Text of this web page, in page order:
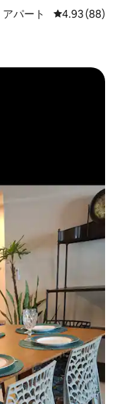
パート レビュー88
4.93 (88)